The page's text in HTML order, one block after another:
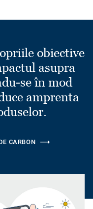
obiective
asupra
se în mod
amprenta
CARBON